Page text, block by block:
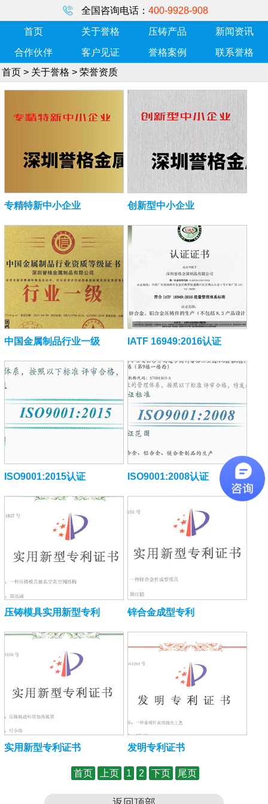
全国咨询电话： 400-9928-908
首页 关于誉格 压铸产品 新闻资讯
合作伙伴 客户见证 誉格案例
联系誉格
首页 > 关于誉格 > 荣誉资质
专精特新中小企业 创新型中小企业
中国金属制品行业一级 IATF 16949:2016认证
ISO9001:2015认证 ISO9001:2008认证
压铸模具实用新型专利 锌合金成型专利
实用新型专利证书 发明专利证书
首页 上页 1 2 下页 尾页